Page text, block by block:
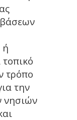
ή
τρόπο
την
νησιών